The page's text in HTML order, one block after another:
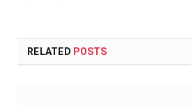
RELATED POSTS